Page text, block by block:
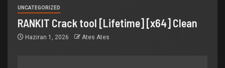
UNCATEGORIZED
RANKIT Crack tool [Lifetime] [x64] Clean
Haziran 1, 2026 Ates Ates